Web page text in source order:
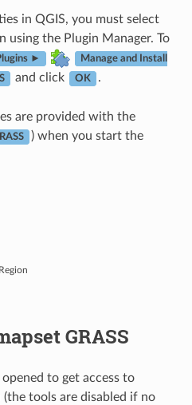
in QGIS, you must select
using the Plugin Manager. To
► Manage and Install
and click OK .
are provided with the
) when you start the
GRASS
to get access to
(the tools are disabled if no